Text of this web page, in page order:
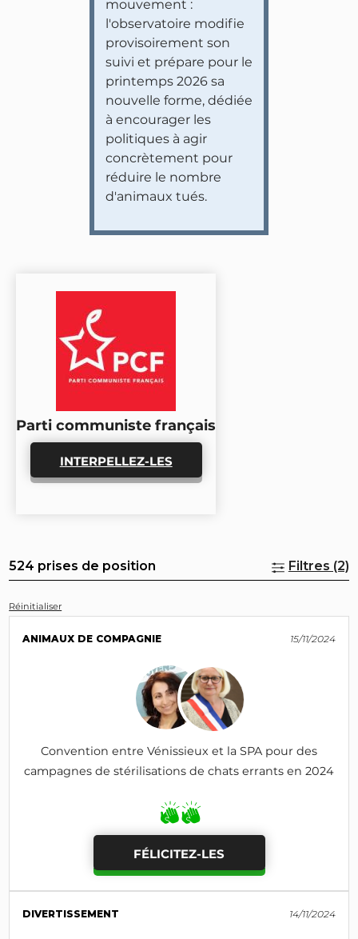
mouvement :
l'observatoire modifie
provisoirement son
suivi et prépare pour le
printemps 2026 sa
nouvelle forme, dédiée
à encourager les
politiques à agir
concrètement pour
réduire le nombre
d'animaux tués.
Parti communiste français
INTERPELLEZ-LES
524 prises de position
Réinitialiser
Filtres (2)
ANIMAUX DE COMPAGNIE 15/11/2024
Convention entre Vénissieux et la SPA pour des
campagnes de stérilisations de chats errants en 2024
FÉLICITEZ-LES
DIVERTISSEMENT 14/11/2024